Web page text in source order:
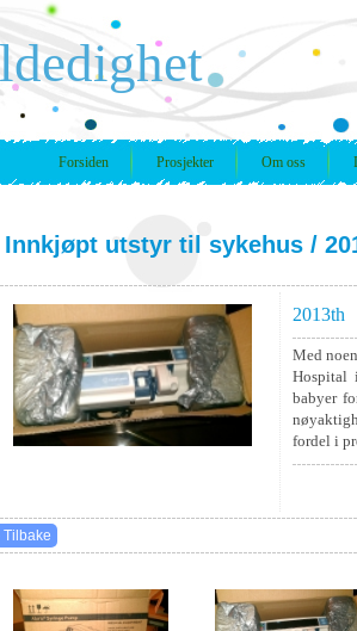
Forsiden Prosjekter Om oss
Innkjøpt utstyr til sykehus /
2013th
Med
Hospital
babyer
fordel i
Tilbake